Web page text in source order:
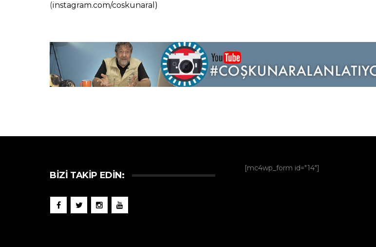
(instagram.com/coskunaral)
BIZI TAKIP EDIN:
[mc4wp_form id="14"]